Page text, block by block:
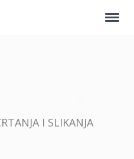
I SLIKANJA